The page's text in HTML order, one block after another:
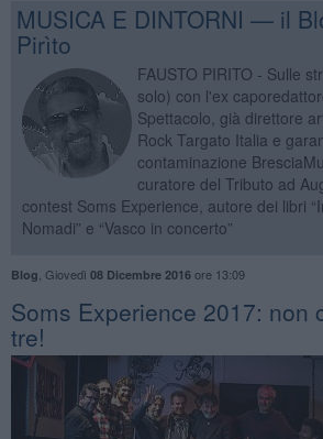
MUSICA E DINTORNI — il
Pirìto
FAUSTO PIRITO - Sulle
solo) con l'ex
Spettacolo, già direttore
Rock Targato Italia e
contaminazione
curatore del Tributo ad
contest Soms Experience, autore dei libri
Nomadi” e “Vasco in concerto”
Blog Giovedì 08 Dicembre 2016ore 13:09
Soms Experience 2017: non
tre!